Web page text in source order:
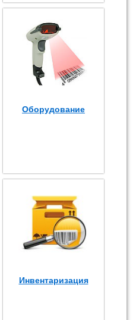
Оборудование
Инвентаризация